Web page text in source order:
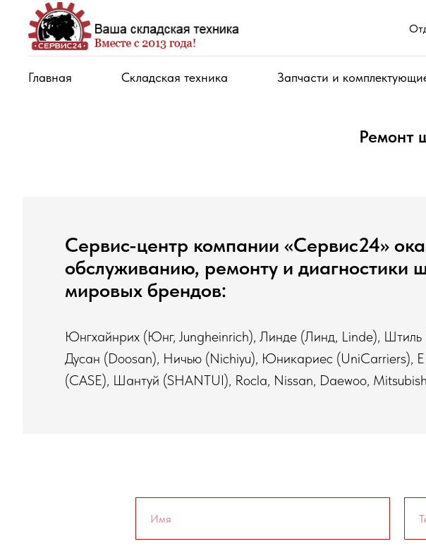
Главная Складская техника Запчасти и
Ремонт
Сервис-центр компании «Сервис24»
обслуживанию, ремонту и диагностики
мировых брендов:
Юнгхайнрих (Юнг, Jungheinrich), Линде (Линд, Linde), Штиль
Дусан (Doosan), Ничью (Nichiyu), Юникариес (UniСarriers),
(CASE), Шантуй (SHANTUI), Rocla, Nissan, Daewoo,